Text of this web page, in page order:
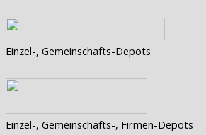
Einzel-, Gemeinschafts-Depots
Einzel-, Gemeinschafts-, Firmen-Depots